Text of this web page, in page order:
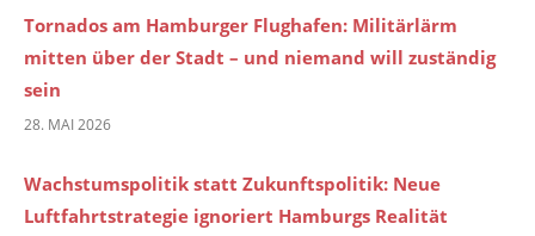
Tornados am Hamburger Flughafen: Militärlärm
mitten über der Stadt – und niemand will zuständig
sein
28. MAI 2026
Wachstumspolitik statt Zukunftspolitik: Neue
Luftfahrtstrategie ignoriert Hamburgs Realität